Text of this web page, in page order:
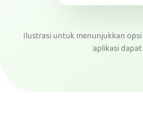
Ilustrasi untuk menunjukkan
aplikasi